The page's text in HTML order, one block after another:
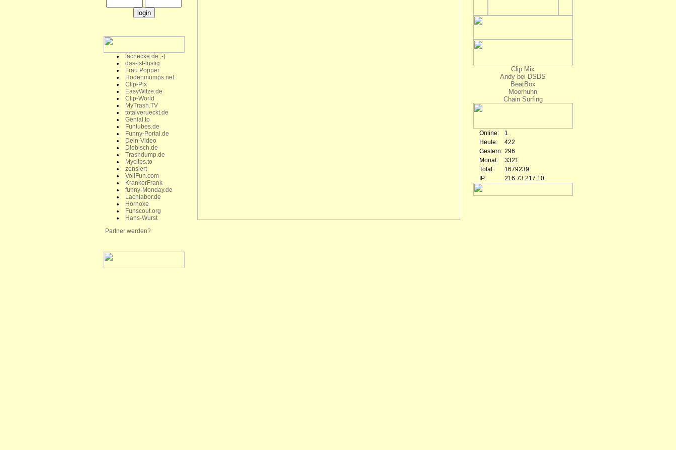
lachecke.de ;-)
das-ist-lustig
Frau Popper
Hodenmumps.net
Clip-Pix
EasyWitze.de
Clip-World
MyTrash.TV
totalverueckt.de
Genial.to
Funtubes.de
Funny-Portal.de
Dein-Video
Diebisch.de
Trashdump.de
Myclips.to
zensiert
VollFun.com
KrankerFrank
funny-Monday.de
Lachlabor.de
Hornoxe
Funscout.org
Hans-Wurst
Partner werden?
Clip Mix
Andy bei DSDS
BeatBox
Moorhuhn
Chain Surfing
Online:
1
Heute:
422
Gestern: 296
Monat:
3321
Total:
1679239
IP:
216.73.217.10